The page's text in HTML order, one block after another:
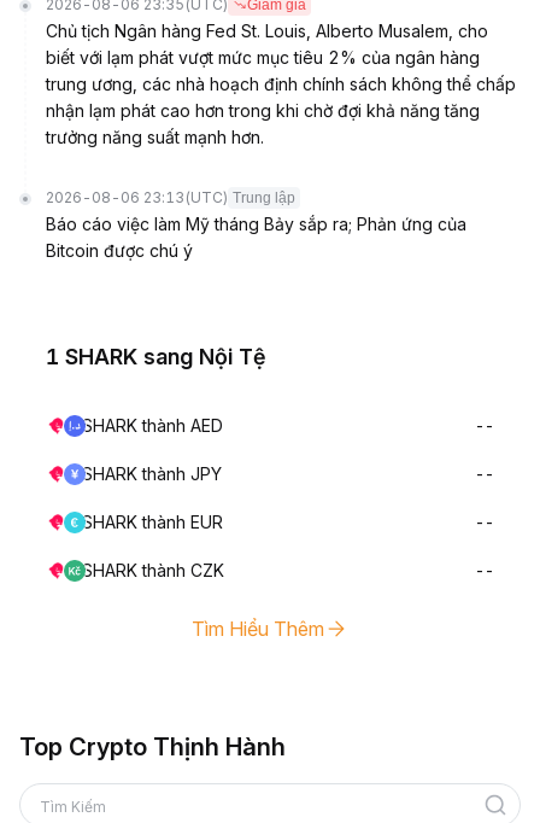
2026-08-06 23:35 (UTC) Giảm giá
Chủ tịch Ngân hàng Fed St. Louis, Alberto Musalem, cho
biết với lạm phát vượt mức mục tiêu 2% của ngân hàng
trung ương, các nhà hoạch định chính sách không thể chấp
nhận lạm phát cao hơn trong khi chờ đợi khả năng tăng
trưởng năng suất mạnh hơn.
2026-08-06 23:13 (UTC) Trung lập
Báo cáo việc làm Mỹ tháng Bảy sắp ra; Phản ứng của
Bitcoin được chú ý
1 SHARK sang Nội Tệ
SHARK thành AED --
SHARK thành JPY --
SHARK thành EUR --
SHARK thành CZK --
Tìm Hiểu Thêm
Top Crypto Thịnh Hành
Tìm Kiếm